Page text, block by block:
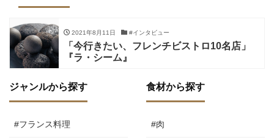
2021年8月11日 #インタビュー
「今行きたい、フレンチビストロ10名店」
『ラ・シーム』
ジャンルから探す
#フランス料理
食材から探す
#肉